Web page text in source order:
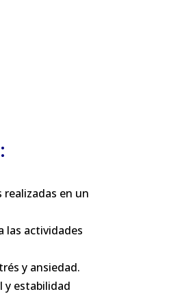
realizadas en un
las actividades
y ansiedad.
y estabilidad